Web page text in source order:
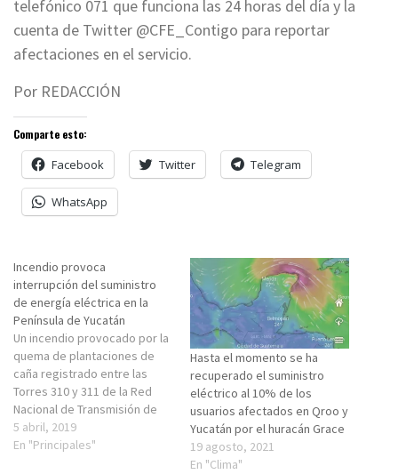
telefónico 071 que funciona las 24 horas del día y la
cuenta de Twitter @CFE_Contigo para reportar
afectaciones en el servicio.
Por REDACCIÓN
Comparte esto:
Facebook Twitter Telegram
WhatsApp
Incendio provoca
interrupción del suministro
de energía eléctrica en la
Península de Yucatán
Un incendio provocado por la
quema de plantaciones de
caña registrado entre las
Torres 310 y 311 de la Red
Nacional de Transmisión de
Ticul, Yucatán a Escárcega,
Campeche, provocó la salida
5 abril, 2019
En "Principales"
Hasta el momento se ha
recuperado el suministro
eléctrico al 10% de los
usuarios afectados en Qroo y
Yucatán por el huracán Grace
19 agosto, 2021
En "Clima"